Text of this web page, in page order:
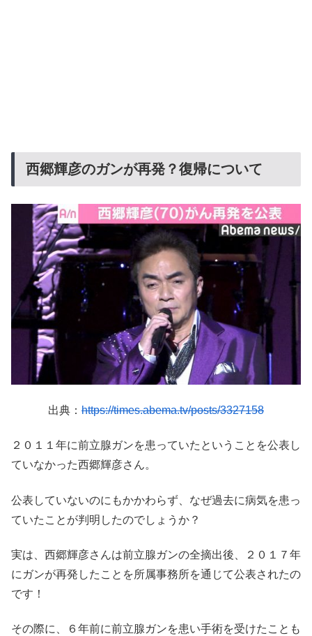
西郷輝彦のガンが再発？復帰について
出典： https://times.abema.tv/posts/3327158
２０１１年に前立腺ガンを患っていたということを公表し
ていなかった西郷輝彦さん。
公表していないのにもかかわらず、なぜ過去に病気を患っ
ていたことが判明したのでしょうか？
実は、西郷輝彦さんは前立腺ガンの全摘出後、２０１７年
にガンが再発したことを所属事務所を通じて公表されたの
です！
その際に、６年前に前立腺ガンを患い手術を受けたことも